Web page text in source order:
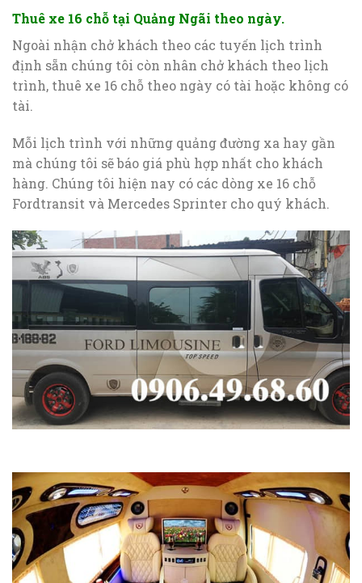
Thuê xe 16 chỗ tại Quảng Ngãi theo ngày.
Ngoài nhận chở khách theo các tuyến lịch trình
định sẵn chúng tôi còn nhân chở khách theo lịch
trình, thuê xe 16 chỗ theo ngày có tài hoặc không có
tài.
Mỗi lịch trình với những quảng đường xa hay gần
mà chúng tôi sẽ báo giá phù hợp nhất cho khách
hàng. Chúng tôi hiện nay có các dòng xe 16 chỗ
Fordtransit và Mercedes Sprinter cho quý khách.